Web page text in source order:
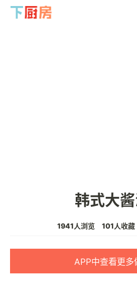
韩式大
1941人浏览 101人收藏
APP中查看更多